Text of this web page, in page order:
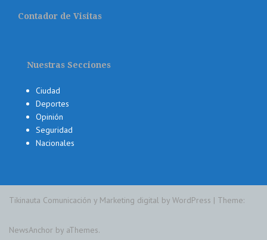
Contador de Visitas
Nuestras Secciones
Ciudad
Deportes
Opinión
Seguridad
Nacionales
Tikinauta Comunicación y Marketing digital by WordPress | Theme:
NewsAnchor by aThemes.